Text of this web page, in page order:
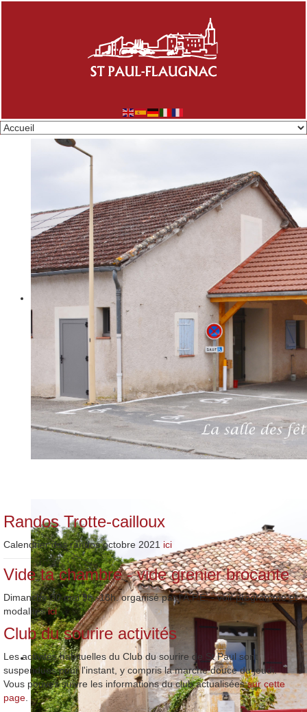
Randos Trotte-cailloux
Calendrier des randos octobre 2021 ici
Vide ta chambre - vide grenier brocante
Dimanche 30 mai 9h.-18h. organisé par l'A.P.E. - voir programme et
modalitésici
Club du sourire activités
Les activités habituelles du Club du sourire de St Paul sont
suspendues pour l'instant, y compris la marche douce du jeudi.
Vous pouvez suivre les informations du club actualiséessur cette
page